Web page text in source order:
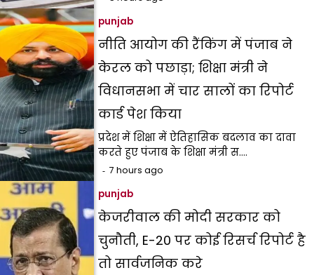
punjab
नीति आयोग की रैंकिंग में पंजाब ने
केरल को पछाड़ा; शिक्षा मंत्री ने
विधानसभा में चार सालों का रिपोर्ट
कार्ड पेश किया
प्रदेश में शिक्षा में ऐतिहासिक बदलाव का दावा
करते हुए पंजाब के शिक्षा मंत्री स.…
7 hours ago
punjab
केजरीवाल की मोदी सरकार को
चुनौती, E-20 पर कोई रिसर्च रिपोर्ट है
तो सार्वजनिक करे